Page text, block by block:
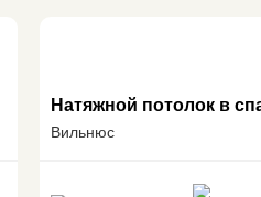
Натяжной потолок в
Вильнюс